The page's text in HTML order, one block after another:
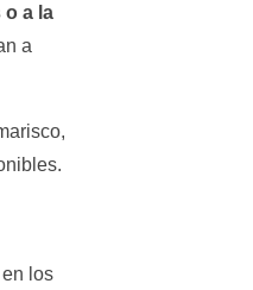
o a la
a
los